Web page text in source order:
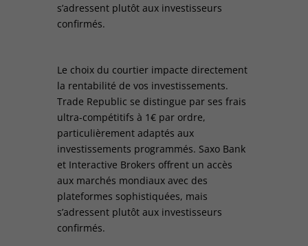
s’adressent plutôt aux investisseurs
confirmés.
Le choix du courtier impacte directement
la rentabilité de vos investissements.
Trade Republic se distingue par ses frais
ultra-compétitifs à 1€ par ordre,
particulièrement adaptés aux
investissements programmés. Saxo Bank
et Interactive Brokers offrent un accès
aux marchés mondiaux avec des
plateformes sophistiquées, mais
s’adressent plutôt aux investisseurs
confirmés.